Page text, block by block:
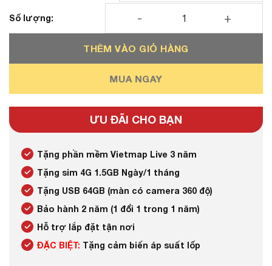
Màn Hình Teyes CC3 2K MAX 360 số lượng
THÊM VÀO GIỎ HÀNG
MUA NGAY
ƯU ĐÃI CHO BẠN
Tặng phần mềm Vietmap Live 3 năm
Tặng sim 4G 1.5GB Ngày/1 tháng
Tặng USB 64GB (màn có camera 360 độ)
Bảo hành 2 năm (1 đổi 1 trong 1 năm)
Hỗ trợ lắp đặt tận nơi
ĐẶC BIỆT: Tặng cảm biến áp suất lốp